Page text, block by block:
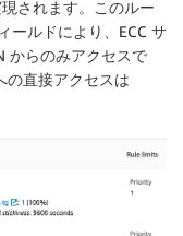
されます。このルー
ールドにより、ECC サ
からのみアクセスで
の直接アクセスは